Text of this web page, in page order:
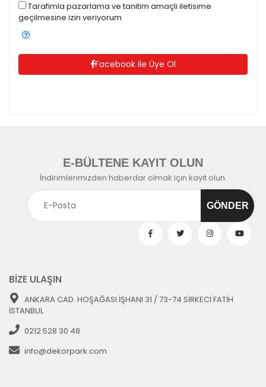
Tarafimla pazarlama ve tanitim amaçli iletisime
geçilmesine izin veriyorum
Facebook ile Üye Ol
E-BÜLTENE KAYIT OLUN
İndirimlerimizden haberdar olmak için kayıt olun.
BİZE ULAŞIN
ANKARA CAD. HOŞAĞASI İŞHANI 31 / 73-74 SİRKECİ FATİH
İSTANBUL
0212 528 30 48
info@dekorpark.com